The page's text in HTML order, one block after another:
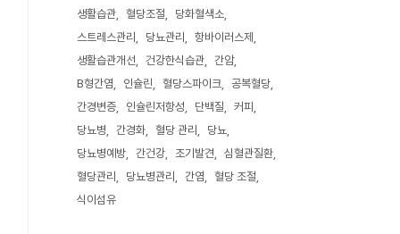
생활습관 혈당조절
당화혈색소
스트레스관리
당뇨관리
항바이러스제
생활습관개선
건강한식습관
간암
B형간염
인슐린 혈당스파이크
공복혈당
간경변증
인슐린저항성 단백질
커피
당뇨병
간경화 혈당 관리
당뇨
당뇨병예방
간건강 조기발견
심혈관질환
혈당관리
당뇨병관리 간염
혈당 조절
식이섬유